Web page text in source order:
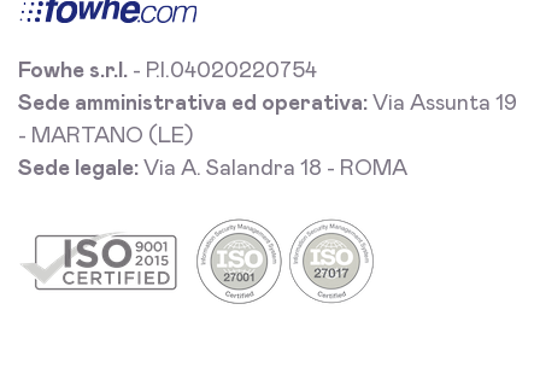
Fowhe s.r.l. - P.I.04020220754
Sede amministrativa ed operativa: Via Assunta 19
- MARTANO (LE)
Sede legale: Via A. Salandra 18 - ROMA